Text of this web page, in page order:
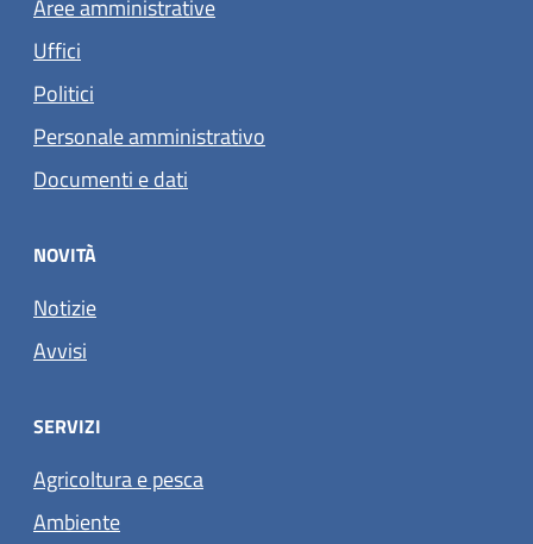
Aree amministrative
Uffici
Politici
Personale amministrativo
Documenti e dati
NOVITÀ
Notizie
Avvisi
SERVIZI
Agricoltura e pesca
Ambiente